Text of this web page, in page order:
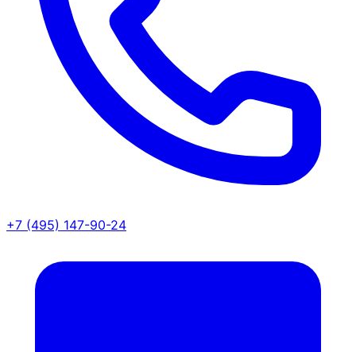
+7 (495) 147-90-24